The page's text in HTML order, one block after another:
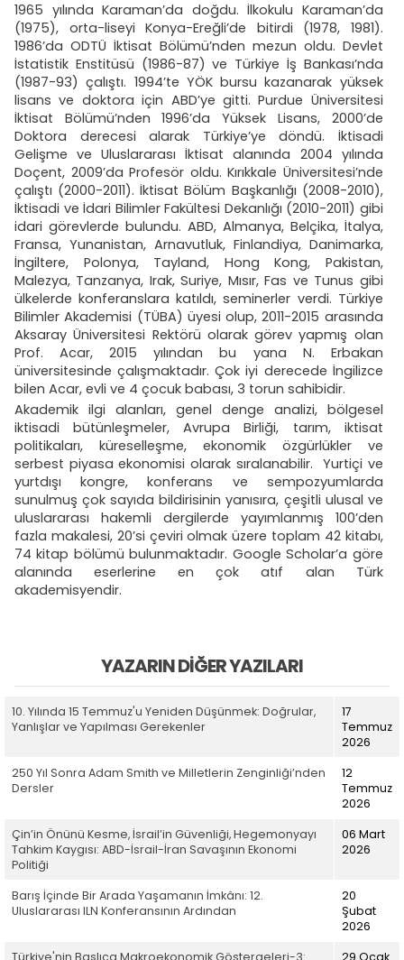
1965 yılında Karaman’da doğdu. İlkokulu Karaman’da
(1975), orta-liseyi Konya-Ereğli’de bitirdi (1978, 1981).
1986’da ODTÜ İktisat Bölümü’nden mezun oldu. Devlet
İstatistik Enstitüsü (1986-87) ve Türkiye İş Bankası’nda
(1987-93) çalıştı. 1994’te YÖK bursu kazanarak yüksek
lisans ve doktora için ABD’ye gitti. Purdue Üniversitesi
İktisat Bölümü’nden 1996’da Yüksek Lisans, 2000’de
Doktora derecesi alarak Türkiye’ye döndü. İktisadi
Gelişme ve Uluslararası İktisat alanında 2004 yılında
Doçent, 2009’da Profesör oldu. Kırıkkale Üniversitesi’nde
çalıştı (2000-2011). İktisat Bölüm Başkanlığı (2008-2010),
İktisadi ve İdari Bilimler Fakültesi Dekanlığı (2010-2011) gibi
idari görevlerde bulundu. ABD, Almanya, Belçika, İtalya,
Fransa, Yunanistan, Arnavutluk, Finlandiya, Danimarka,
İngiltere, Polonya, Tayland, Hong Kong, Pakistan,
Malezya, Tanzanya, Irak, Suriye, Mısır, Fas ve Tunus gibi
ülkelerde konferanslara katıldı, seminerler verdi. Türkiye
Bilimler Akademisi (TÜBA) üyesi olup, 2011-2015 arasında
Aksaray Üniversitesi Rektörü olarak görev yapmış olan
Prof. Acar, 2015 yılından bu yana N. Erbakan
üniversitesinde çalışmaktadır. Çok iyi derecede İngilizce
bilen Acar, evli ve 4 çocuk babası, 3 torun sahibidir.
Akademik ilgi alanları, genel denge analizi, bölgesel
iktisadi bütünleşmeler, Avrupa Birliği, tarım, iktisat
politikaları, küreselleşme, ekonomik özgürlükler ve
serbest piyasa ekonomisi olarak sıralanabilir. Yurtiçi ve
yurtdışı kongre, konferans ve sempozyumlarda
sunulmuş çok sayıda bildirisinin yanısıra, çeşitli ulusal ve
uluslararası hakemli dergilerde yayımlanmış 100’den
fazla makalesi, 20’si çeviri olmak üzere toplam 42 kitabı,
74 kitap bölümü bulunmaktadır. Google Scholar’a göre
alanında eserlerine en çok atıf alan Türk
akademisyendir.
YAZARIN DIĞER YAZILARI
10. Yılında 15 Temmuz'u Yeniden Düşünmek: Doğrular,
Yanlışlar ve Yapılması Gerekenler
17
Temmuz
2026
250 Yıl Sonra Adam Smith ve Milletlerin Zenginliği’nden
Dersler
12
Temmuz
2026
Çin’in Önünü Kesme, İsrail’in Güvenliği, Hegemonyayı
Tahkim Kaygısı: ABD-İsrail-İran Savaşının Ekonomi
Politiği
06 Mart
2026
Barış İçinde Bir Arada Yaşamanın İmkânı: 12.
Uluslararası ILN Konferansının Ardından
20
Şubat
2026